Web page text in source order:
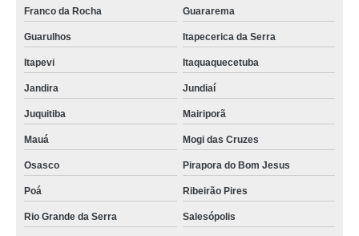
Franco da Rocha Guararema
Guarulhos Itapecerica da Serra
Itapevi Itaquaquecetuba
Jandira Jundiaí
Juquitiba Mairiporã
Mauá Mogi das Cruzes
Osasco Pirapora do Bom Jesus
Poá Ribeirão Pires
Rio Grande da Serra Salesópolis